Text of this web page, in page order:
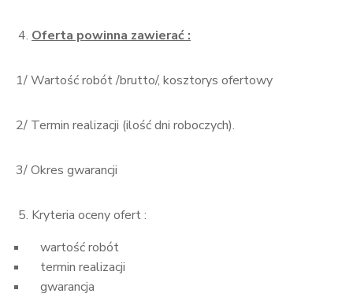
Oferta powinna zawierać :
1/ Wartość robót /brutto/, kosztorys ofertowy
2/ Termin realizacji (ilość dni roboczych).
3/ Okres gwarancji
Kryteria oceny ofert :
wartość robót
termin realizacji
gwarancja